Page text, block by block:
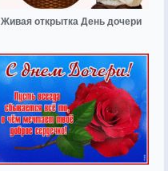
Живая открытка День дочери